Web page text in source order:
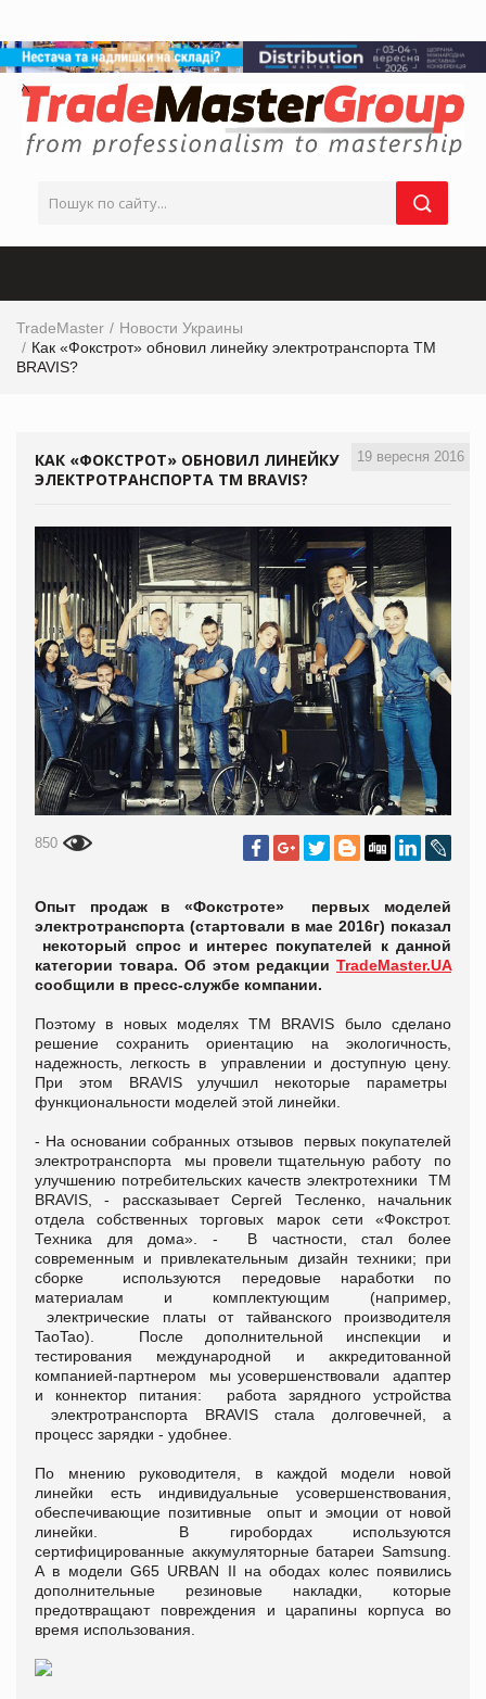
TradeMaster
Новости Украины
Как «Фокстрот» обновил линейку электротранспорта TM
BRAVIS?
19 вересня 2016
КАК «ФОКСТРОТ» ОБНОВИЛ ЛИНЕЙКУ
ЭЛЕКТРОТРАНСПОРТА TM BRAVIS?
850
Опыт продаж в «Фокстроте» первых моделей
электротранспорта (стартовали в мае 2016г) показал
некоторый спрос и интерес покупателей к данной
категории товара. Об этом редакции TradeMaster.UA
сообщили в пресс-службе компании.
Поэтому в новых моделях ТМ BRAVIS было сделано
решение сохранить ориентацию на экологичность,
надежность, легкость в управлении и доступную цену.
При этом BRAVIS улучшил некоторые параметры
функциональности моделей этой линейки.
- На основании собранных отзывов первых покупателей
электротранспорта мы провели тщательную работу по
улучшению потребительских качеств электротехники TM
BRAVIS, - рассказывает Сергей Тесленко, начальник
отдела собственных торговых марок сети «Фокстрот.
Техника для дома». - В частности, стал более
современным и привлекательным дизайн техники; при
сборке используются передовые наработки по
материалам и комплектующим (например,
электрические платы от тайванского производителя
TaoTao). После дополнительной инспекции и
тестирования международной и аккредитованной
компанией-партнером мы усовершенствовали адаптер
и коннектор питания: работа зарядного устройства
электротранспорта BRAVIS стала долговечней, а
процесс зарядки - удобнее.
По мнению руководителя, в каждой модели новой
линейки есть индивидуальные усовершенствования,
обеспечивающие позитивные опыт и эмоции от новой
линейки. В гиробордах используются
сертифицированные аккумуляторные батареи Samsung.
А в модели G65 URBAN II на ободах колес появились
дополнительные резиновые накладки, которые
предотвращают повреждения и царапины корпуса во
время использования.